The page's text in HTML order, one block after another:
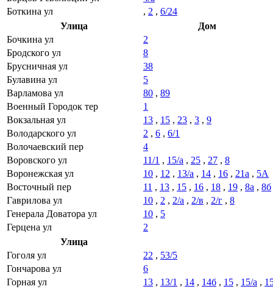
Боткина ул
, 2 , 6/24
Улица
Дом
Бочкина ул
2
Бродского ул
8
Брусничная ул
38
Булавина ул
5
Варламова ул
80 , 89
Военный Городок тер
1
Вокзальная ул
13 , 15 , 23 , 3 , 9
Володарского ул
2 , 6 , 6/1
Волочаевский пер
4
Воровского ул
11/1 , 15/а , 25 , 27 , 8
Воронежская ул
10 , 12 , 13/а , 14 , 16 , 21а , 5А
Восточный пер
11 , 13 , 15 , 16 , 18 , 19 , 8а , 8б
Гаврилова ул
10 , 2 , 2/а , 2/в , 2/г , 8
Генерала Доватора ул
10 , 5
Герцена ул
2
Улица
Гоголя ул
22 , 53/5
Гончарова ул
6
Горная ул
13 , 13/1 , 14 , 14б , 15 , 15/а ,